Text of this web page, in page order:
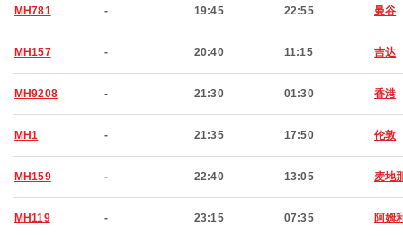
MH781 - 19:45 22:55 曼谷
MH157 - 20:40 11:15 吉达
MH9208 - 21:30 01:30 香港
MH1 - 21:35 17:50 伦敦
MH159 - 22:40 13:05 麦地
MH119 - 23:15 07:35 阿姆